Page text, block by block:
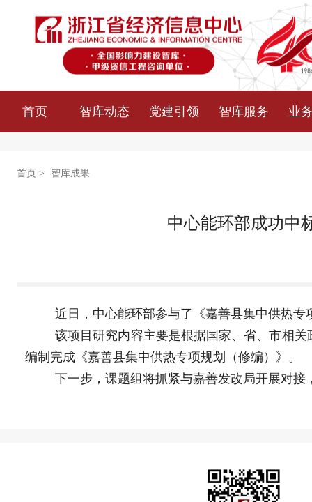
首页 智库动态 党建引领 智库服务 业
首页 > 智库成果
中心能环部成功中
近日，中心能环部参与了《嘉善县集中供热
该项目研究内容主要是根据国家、省、市相
编制完成《嘉善县集中供热专项规划（修编）》。
下一步，课题组将抓紧与嘉善发改局开展对